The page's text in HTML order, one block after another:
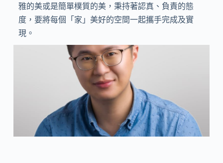
雅的美或是簡單樸質的美，秉持著認真、負責的態
度，要將每個「家」美好的空間一起攜手完成及實
現。